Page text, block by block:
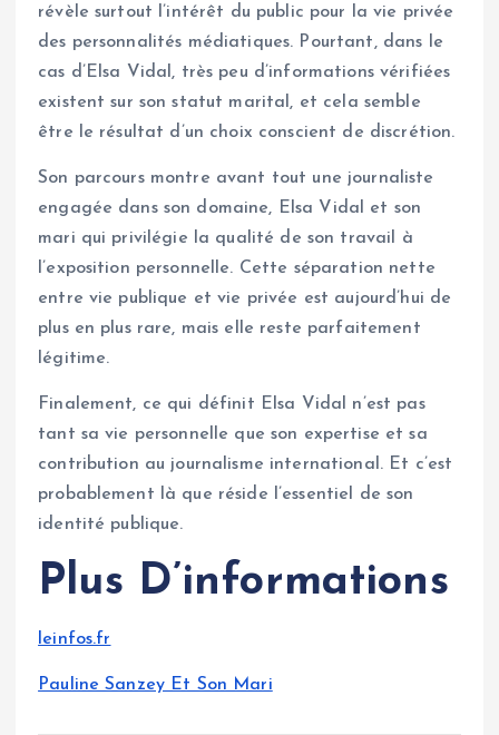
révèle surtout l’intérêt du public pour la vie privée
des personnalités médiatiques. Pourtant, dans le
cas d’Elsa Vidal, très peu d’informations vérifiées
existent sur son statut marital, et cela semble
être le résultat d’un choix conscient de discrétion.
Son parcours montre avant tout une journaliste
engagée dans son domaine, Elsa Vidal et son
mari qui privilégie la qualité de son travail à
l’exposition personnelle. Cette séparation nette
entre vie publique et vie privée est aujourd’hui de
plus en plus rare, mais elle reste parfaitement
légitime.
Finalement, ce qui définit Elsa Vidal n’est pas
tant sa vie personnelle que son expertise et sa
contribution au journalisme international. Et c’est
probablement là que réside l’essentiel de son
identité publique.
Plus D’informations
leinfos.fr
Pauline Sanzey Et Son Mari